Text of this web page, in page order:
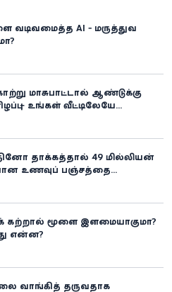
வடிவமைத்த AI - மருத்துவ
மாசுபாட்டால் ஆண்டுக்கு
– உங்கள் வீட்டிலேயே
தாக்கத்தால் 49 மில்லியன்
உணவுப் பஞ்சத்தை
கற்றால் மூளை இளமையாகுமா?
என்ன?
வாங்கித் தருவதாக